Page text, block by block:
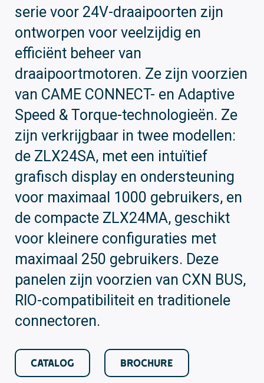
serie voor 24V-draaipoorten zijn
ontworpen voor veelzijdig en
efficiënt beheer van
draaipoortmotoren. Ze zijn voorzien
van CAME CONNECT- en Adaptive
Speed ​​& Torque-technologieën. Ze
zijn verkrijgbaar in twee modellen:
de ZLX24SA, met een intuïtief
grafisch display en ondersteuning
voor maximaal 1000 gebruikers, en
de compacte ZLX24MA, geschikt
voor kleinere configuraties met
maximaal 250 gebruikers. Deze
panelen zijn voorzien van CXN BUS,
RIO-compatibiliteit en traditionele
connectoren.
CATALOG BROCHURE